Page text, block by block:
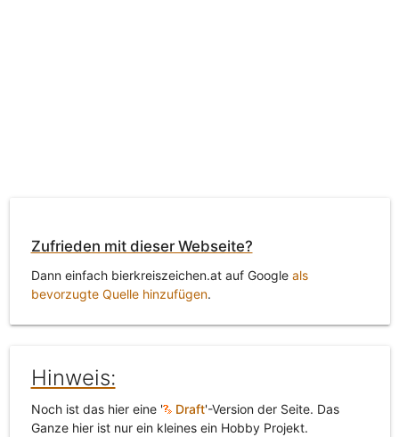
Zufrieden mit dieser Webseite?
Dann einfach bierkreiszeichen.at auf Google als
bevorzugte Quelle hinzufügen.
Hinweis:
Noch ist das hier eine ' Draft'-Version der Seite. Das
Ganze hier ist nur ein kleines ein Hobby Projekt.